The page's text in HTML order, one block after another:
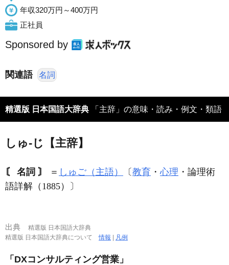
年収320万円～400万円
正社員
Sponsored by
関連語 名詞
精選版 日本国語大辞典 「主辞」の意味・読み・例文・類語
しゅ‐じ【主辞】
〘 名詞 〙 ＝ しゅご（主語） 〔教育 ・心理 ・論理術
語詳解（1885）〕
出典
精選版 日本国語大辞典
精選版 日本国語大辞典について情報 | 凡例
「DXコンサルティング営業」